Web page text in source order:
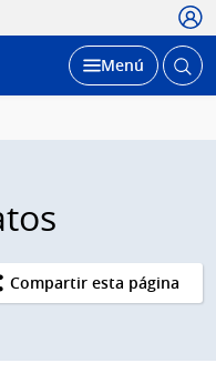
Desplegar
Menú Abrir
Compartir esta página